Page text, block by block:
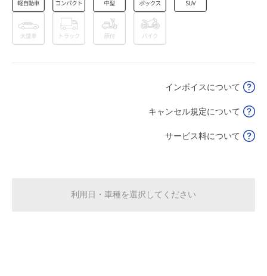
8月16日 (日) ¥1,120
空き1
休
¥1,120
インボイスについて
キャンセル規定について
サービス料について
利用日・車種を選択してください